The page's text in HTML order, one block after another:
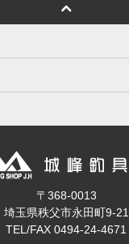
〒368-0013
埼玉県秩父市永田町9-21
TEL/FAX 0494-24-4671